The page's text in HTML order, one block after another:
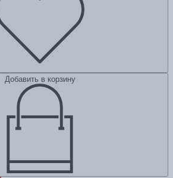
Добавить в корзину